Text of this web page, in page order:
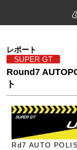
レポート
SUPER GT
Round7
ト
Rd7 AUTO